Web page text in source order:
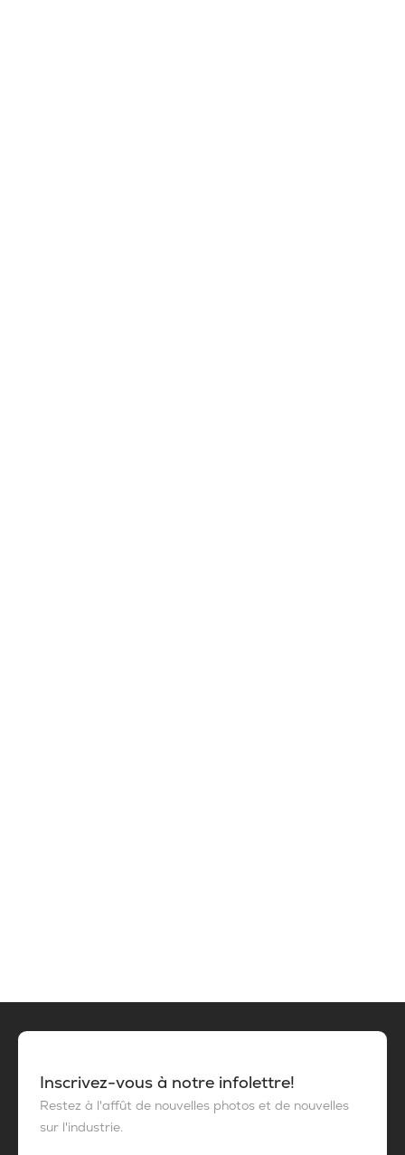
Inscrivez-vous à notre infolettre!
Restez à l'affût de nouvelles photos et de nouvelles
sur l'industrie.